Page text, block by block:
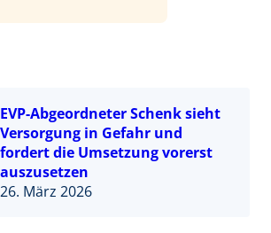
EVP-Abgeordneter Schenk sieht
Versorgung in Gefahr und
fordert die Umsetzung vorerst
auszusetzen
26. März 2026